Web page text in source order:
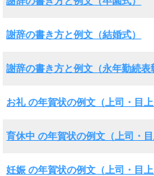
謝辞の書き方と例文（結婚式）
謝辞の書き方と例文（永年勤続表
お礼 の年賀状の例文（上司・目上
育休中 の年賀状の例文（上司・目
妊娠 の年賀状の例文（上司・目上